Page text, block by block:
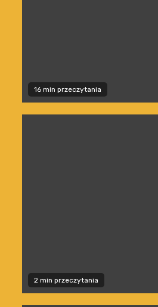
16 min przeczytania
2 min przeczytania